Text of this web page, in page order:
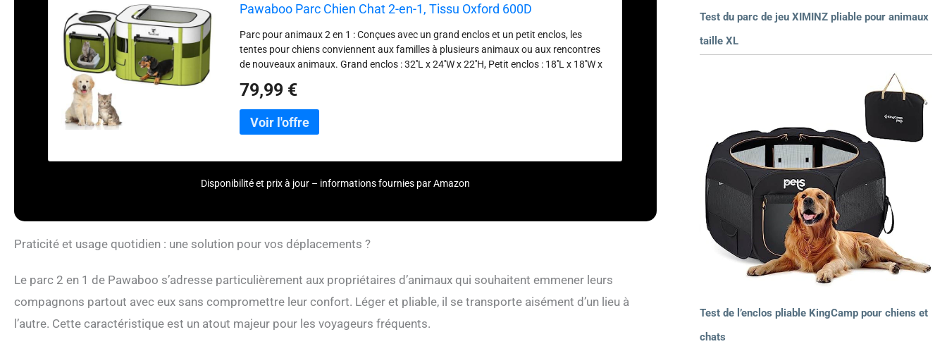
Pawaboo Parc Chien Chat 2-en-1, Tissu Oxford 600D
Parc pour animaux 2 en 1 : Conçues avec un grand enclos et un petit enclos, les
tentes pour chiens conviennent aux familles à plusieurs animaux ou aux rencontres
de nouveaux animaux. Grand enclos : 32''L x 24''W x 22''H, Petit enclos : 18''L x 18''W x
à l'avance. Utilisation combinée ou indépendante : La niche est équipée d'un crochet
et d'une boucle sur le bord de la porte latérale, qui peut être reliée pour être utilisée
comme un enclos entier, avec un accès spacieux. Elle peut également être divisée en
plusieurs compartiments, en plaçant les bacs à litière dans le compartiment séparé, à
qualité : La tente-cage pour animaux de compagnie est fabriquée en tissu Oxford
vérifier facilement l'état de votre animal de compagnie. Pliable et portable : Grâce à sa
vous pouvez emporter l'enclos préféré de votre chat ou de votre chien lors de vos
déplacements. Convient à l'intérieur et à l'extérieur : La tente d'enclos pour animaux
de compagnie peut être utilisée comme une maison pour animaux de compagnie, une
salle d'accouchement ou une pouponnière. Elle peut être placée dans votre salon,
79,99 €
Disponibilité et prix à jour – informations fournies par Amazon
Praticité et usage quotidien : une solution pour vos déplacements ?
Le parc 2 en 1 de Pawaboo s’adresse particulièrement aux propriétaires d’animaux qui souhaitent emmener leurs
compagnons partout avec eux sans compromettre leur confort. Léger et pliable, il se transporte aisément d’un lieu à
l’autre. Cette caractéristique est un atout majeur pour les voyageurs fréquents.
Test du parc de jeu XIMINZ pliable pour animaux
taille XL
Test de l’enclos pliable KingCamp pour chiens et
chats